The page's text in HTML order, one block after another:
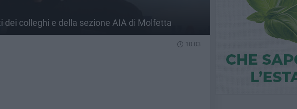
colleghi e della sezione AIA di Molfetta
10.03